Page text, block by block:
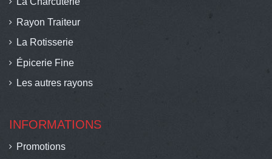
Rayon Traiteur
La Rotisserie
Épicerie Fine
Les autres rayons
INFORMATIONS
Promotions